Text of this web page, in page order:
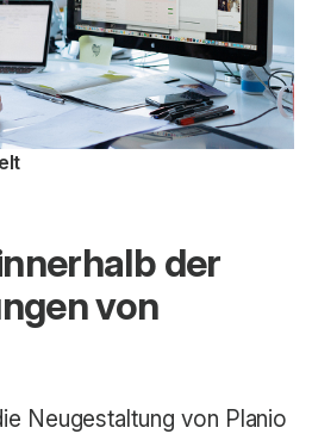
der
von
Neugestaltung von Planio